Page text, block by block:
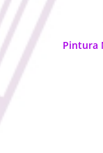
Pintura